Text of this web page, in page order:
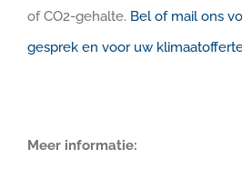
of CO2-gehalte. Bel of mail ons
gesprek en voor uw
Meer informatie: